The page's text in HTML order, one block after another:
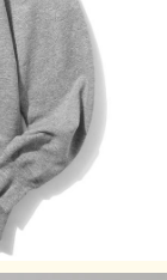
トな形に仕上が
います。最も縮
お洗濯での縮み
ていただくこと
で、徐々に身体
ェットの風合い
の生地よりもふ
伸びを考慮し、
売しています。